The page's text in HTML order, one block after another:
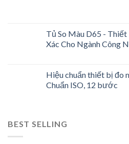
Tủ So Màu D65 -
Xác Cho Ngành Công
Hiệu chuẩn thiết bị đo
Chuẩn ISO, 12 bước
BEST SELLING